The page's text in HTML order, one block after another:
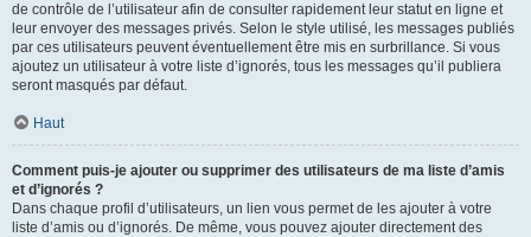
de contrôle de l’utilisateur afin de consulter rapidement leur statut en ligne et
leur envoyer des messages privés. Selon le style utilisé, les messages publiés
par ces utilisateurs peuvent éventuellement être mis en surbrillance. Si vous
ajoutez un utilisateur à votre liste d’ignorés, tous les messages qu’il publiera
seront masqués par défaut.
Haut
Comment puis-je ajouter ou supprimer des utilisateurs de ma liste d’amis
et d’ignorés ?
Dans chaque profil d’utilisateurs, un lien vous permet de les ajouter à votre
liste d’amis ou d’ignorés. De même, vous pouvez ajouter directement des